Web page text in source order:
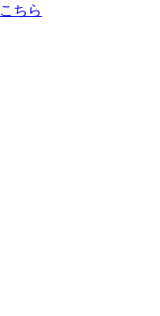
ちら